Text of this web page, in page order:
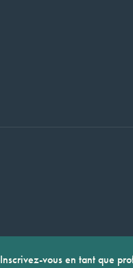
Inscrivez-vous en tant que